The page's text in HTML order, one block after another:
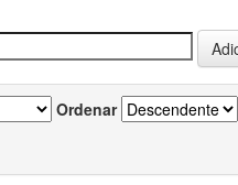
Ordenar